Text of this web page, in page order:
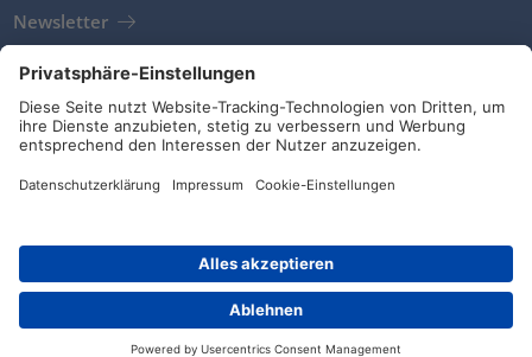
Newsletter
AGB
Richtlinien und Bekenntnisse
Soziale Medien
© HellermannTyton 2026 (v4.312.3) |
|
Händlersuche Kontakt